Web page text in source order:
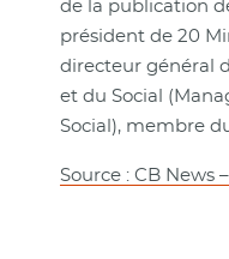
de la publication
président de 20
directeur général
et du Social
Social), membre
Source : CB News